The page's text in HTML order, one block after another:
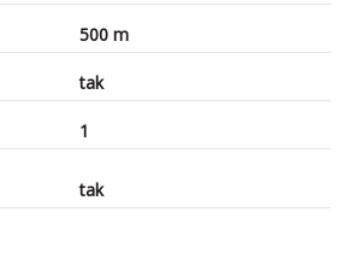
500 m
tak
1
tak